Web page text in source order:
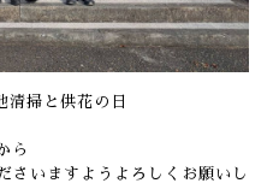
清掃と供花の日
ら
さいますようよろしくお願いし